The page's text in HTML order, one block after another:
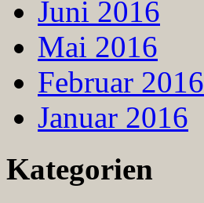
Juni 2016
Mai 2016
Februar 2016
Januar 2016
Kategorien